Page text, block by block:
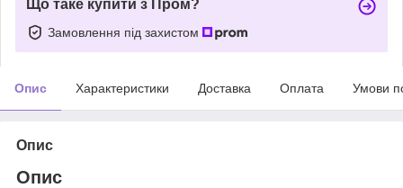
Що таке купити з Пром?
Замовлення під захистом
Опис Характеристики Доставка Оплата Умови
Опис
Опис